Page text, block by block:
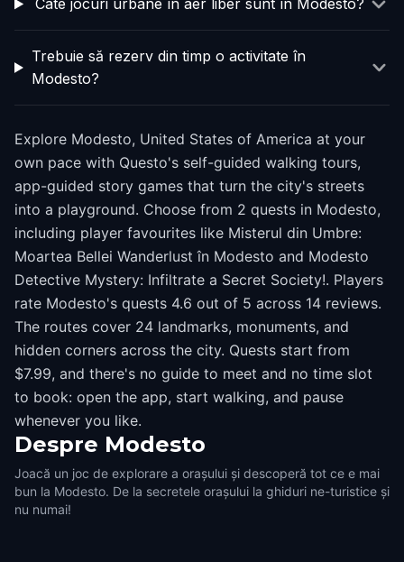
Câte jocuri urbane în aer liber sunt în Modesto?
Trebuie să rezerv din timp o activitate în
Modesto?
Explore Modesto, United States of America at your
own pace with Questo's self-guided walking tours,
app-guided story games that turn the city's streets
into a playground. Choose from 2 quests in Modesto,
including player favourites like Misterul din Umbre:
Moartea Bellei Wanderlust în Modesto and Modesto
Detective Mystery: Infiltrate a Secret Society!. Players
rate Modesto's quests 4.6 out of 5 across 14 reviews.
The routes cover 24 landmarks, monuments, and
hidden corners across the city. Quests start from
$7.99, and there's no guide to meet and no time slot
to book: open the app, start walking, and pause
whenever you like.
Despre Modesto
Joacă un joc de explorare a orașului și descoperă tot ce e mai
bun la Modesto. De la secretele orașului la ghiduri ne-turistice și
nu numai!